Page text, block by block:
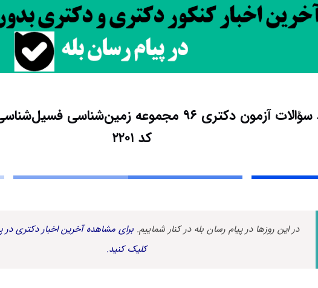
دانلود سؤالات آزمون دکتری ۹۶ مجموعه
کد ۲۲۰۱
در این روزها در پیام رسان بله در کنار شماییم. برای مشاهده آخرین اخبار دکتری در
کلیک کنید.